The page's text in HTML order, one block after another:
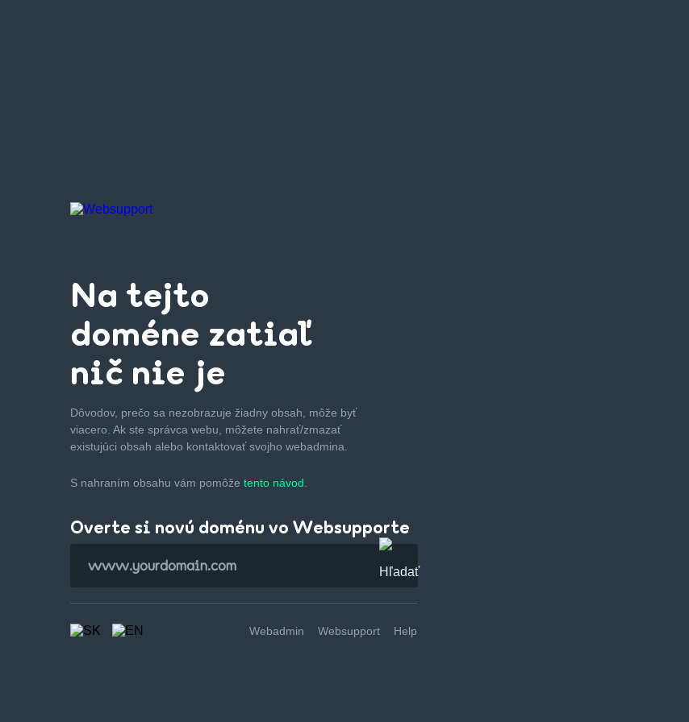
Na tejto
doméne zatiaľ
nič nie je
Dôvodov, prečo sa nezobrazuje žiadny obsah, môže byť
viacero. Ak ste správca webu, môžete nahrať/zmazať
existujúci obsah alebo kontaktovať svojho webadmina.
S nahraním obsahu vám pomôže tento návod.
Overte si novú doménu vo Websupporte
Webadmin Websupport Help